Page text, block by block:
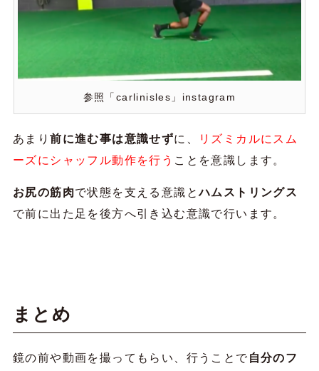
参照「carlinisles」instagram
あまり前に進む事は意識せずに、
リズミカルにスム
ーズにシャッフル動作を行う ことを意識します。
お尻の筋肉で状態を支える意識とハムストリングス
で前に出た足を後方へ引き込む意識で行います。
まとめ
鏡の前や動画を撮ってもらい、行うことで自分のフ